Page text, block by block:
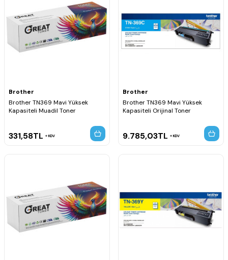
Brother
Brother TN369 Mavi Yüksek
Kapasiteli Muadil Toner
331,58TL KDV
Brother
Brother TN369 Mavi Yüksek
Kapasiteli Orijinal Toner
9.785,03TL KDV